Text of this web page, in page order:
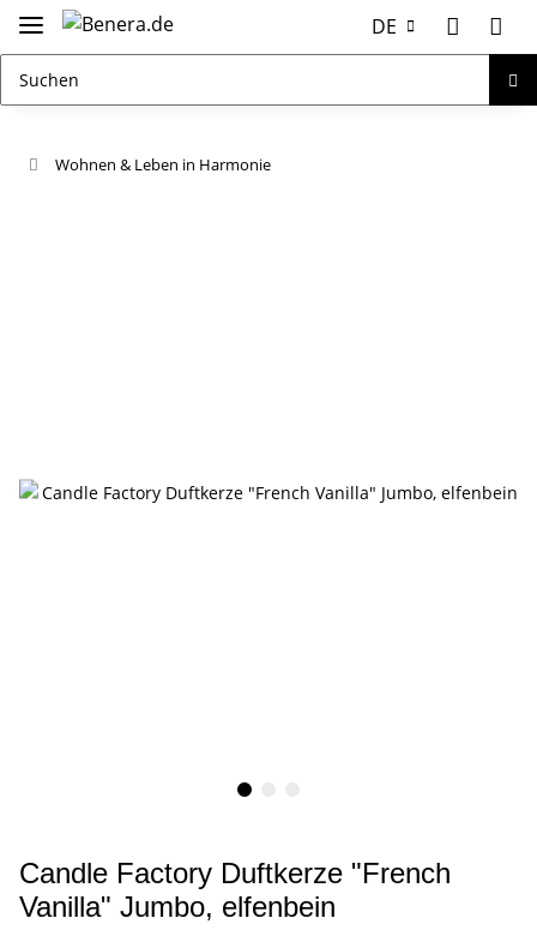
DE
Wohnen & Leben in Harmonie
Candle Factory Duftkerze "French
Vanilla" Jumbo, elfenbein